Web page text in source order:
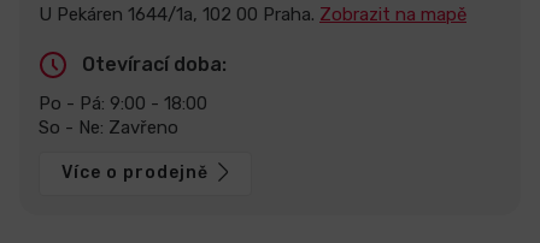
U Pekáren 1644/1a, 102 00 Praha. Zobrazit na mapě
Otevírací doba:
Po - Pá: 9:00 - 18:00
So - Ne: Zavřeno
Více o prodejně